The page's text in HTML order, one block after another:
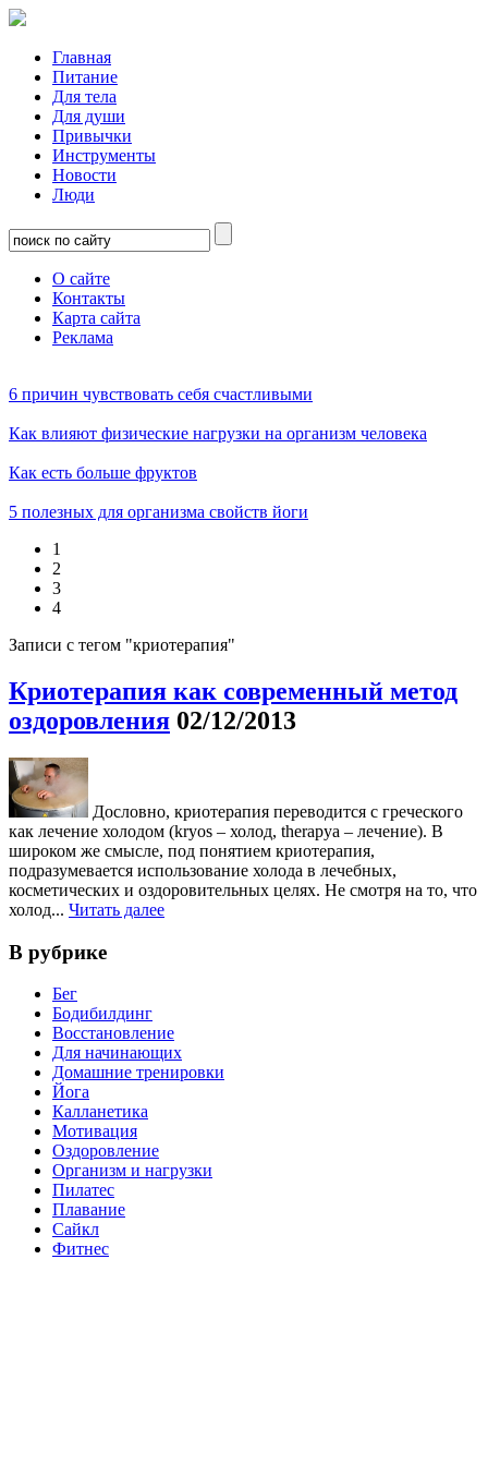
Главная
Питание
Для тела
Для души
Привычки
Инструменты
Новости
Люди
О сайте
Контакты
Карта сайта
Реклама
6 причин чувствовать себя счастливыми
Как влияют физические нагрузки на организм человека
Как есть больше фруктов
5 полезных для организма свойств йоги
1
2
3
4
Записи с тегом "криотерапия"
Криотерапия как современный метод
оздоровления 02/12/2013
Дословно, криотерапия переводится с греческого
как лечение холодом (kryos – холод, therapya – лечение). В
широком же смысле, под понятием криотерапия,
подразумевается использование холода в лечебных,
косметических и оздоровительных целях. Не смотря на то, что
холод... Читать далее
В рубрике
Бег
Бодибилдинг
Восстановление
Для начинающих
Домашние тренировки
Йога
Калланетика
Мотивация
Оздоровление
Организм и нагрузки
Пилатес
Плавание
Сайкл
Фитнес